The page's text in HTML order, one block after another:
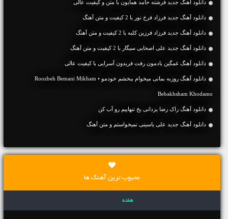
دانلود آهنگ جديد فرشته حامد همایون با متن و کیفیت عالی
دانلود آهنگ جديد فرزاد فرخ نور با 2 کیفیت و متن آهنگ
دانلود آهنگ جديد فرزاد فرزین کلبه با 2 کیفیت و متن آهنگ
دانلود آهنگ جديد علی اصحابی سیگار با 2 کیفیت و متن آهنگ
دانلود آهنگ غمگین یادمون رفت فریدون آسرایی با کیفیت عالی
دانلود آهنگ روزبه بمانی میخوام ببخشم خودمو • Roozbeh Bemani Mikham
Bebakhsham Khodamo
دانلود آهنگ راک رضا یزدانی یخ تنهاییم رو آب کن
دانلود آهنگ جديد علی یاسینی نمیخواستم و متن آهنگ
محبوب ترین آهنگ ها
هفته